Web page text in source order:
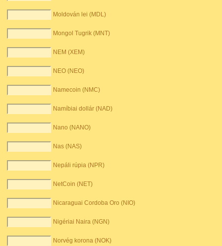
Moldován lei (MDL)
Mongol Tugrik (MNT)
NEM (XEM)
NEO (NEO)
Namecoin (NMC)
Namíbiai dollár (NAD)
Nano (NANO)
Nas (NAS)
Nepáli rúpia (NPR)
NetCoin (NET)
Nicaraguai Cordoba Oro (NIO)
Nigériai Naira (NGN)
Norvég korona (NOK)